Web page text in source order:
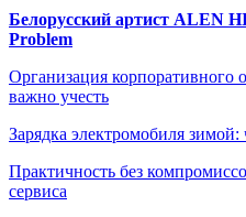
Белорусский артист ALEN
Problem
Организация
важно учесть
Зарядка электромобиля
Практичность без
сервиса